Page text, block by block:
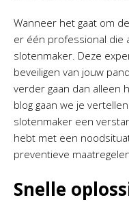
Wanneer het gaat om
er één professional die
slotenmaker. Deze
beveiligen van jouw
verder gaan dan alleen
blog gaan we je
slotenmaker een
hebt met een
preventieve
Snelle